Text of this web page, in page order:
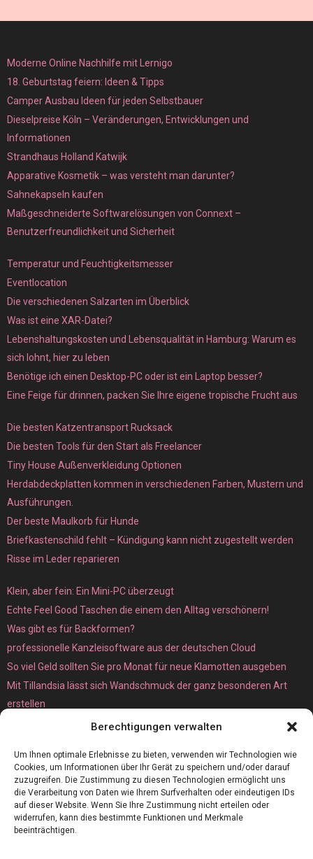
Berechtigungen verwalten
Um Ihnen optimale Erlebnisse zu bieten, verwenden wir Technologien wie
Cookies, um Informationen über Ihr Gerät zu speichern und/oder darauf
zuzugreifen. Die Zustimmung zu diesen Technologien ermöglicht uns
die Verarbeitung von Daten wie Ihrem Surfverhalten oder eindeutigen IDs
auf dieser Website. Wenn Sie Ihre Zustimmung nicht erteilen oder
widerrufen, kann dies bestimmte Funktionen und Merkmale
beeinträchtigen.
Moderne Online Nachhilfe mit Lernigo
18. Geburtstag feiern: Ideen & Tipps
Camper Ausbau Ideen für jeden Selbstbauer
Dieselpreise Köln – Veränderungen, Entwicklungen und
Informationen
Strandhaus Holland Katwijk
Apparative Kosmetik – was versteht man darunter?
Sahnekapseln kaufen
Maßgeschneiderte Softwarelösungen von Connext –
Benutzerfreundlichkeit und Sicherheit
Temperatur und Feuchtigkeitsmesser
Eventlocation
Die verschiedenen Salzarten im Überblick
Was ist eine XAR-Datei?
Lebenshaltungskosten und Lebensqualität in Hamburg: Warum es
sich lohnt, hier zu leben
Benötige ich einen Desktop-PC oder ist ein Laptop besser?
Eine Feige für drinnen, packen Sie Ihre eigene tropische Frucht aus
Die besten Katzentransport Rucksack
Die besten Tools für den Start als Freelancer
Tiny House Außenverkleidung Optionen
Herdabdeckplatten kommen in verschiedenen Farben, Mustern und
Ausführungen.
Der beste Maulkorb für Hunde
Briefkastenschild fehlt – Kündigung kann nicht zugestellt werden
Risse im Leder reparieren
Klein, aber fein: Ein Mini-PC überzeugt
Echte Feel Good Taschen die einem den Alltag verschönern!
Was gibt es für Backformen?
professionelle Kanzleisoftware aus der deutschen Cloud
So viel Geld sollten Sie pro Monat für neue Klamotten ausgeben
Mit Tillandsia lässt sich Wandschmuck der ganz besonderen Art
erstellen
Unterschied zwischen Bare-Metal- und Dedicated Server